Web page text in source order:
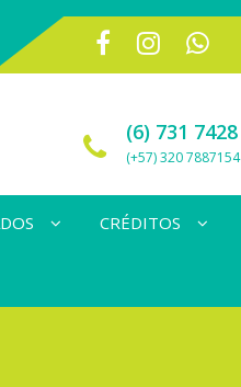
(6) 731 7428
(+57) 320 7887154
CRÉDITOS